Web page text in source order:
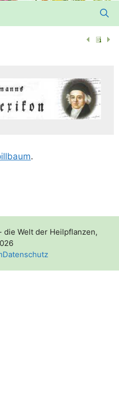
.
Welt der Heilpflanzen,
Datenschutz